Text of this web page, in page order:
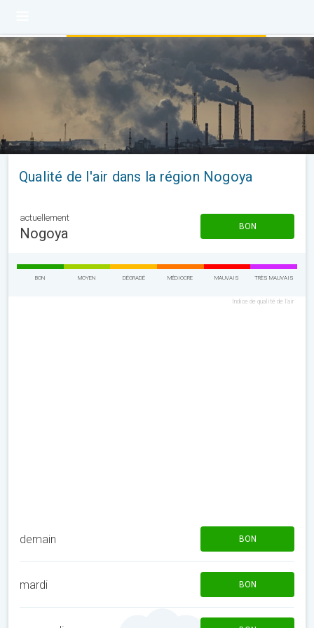
Qualité de l'air dans la région Nogoya
actuellement
Nogoya BON
BON MOYEN DÉGRADÉ MÉDIOCRE MAUVAIS TRÈS MAUVAIS
Indice de qualité de l'air
demain BON
mardi BON